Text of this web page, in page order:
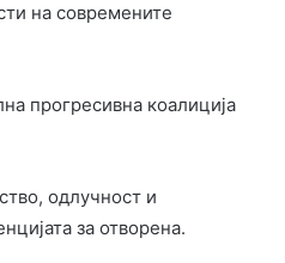
на современите
прогресивна коалиција
одлучност и
за отворена.